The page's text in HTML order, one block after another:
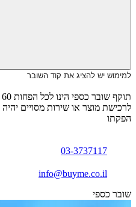
למימוש יש להציג את קוד השובר
הפקתו
03-3737117
info@buyme.co.il
שובר כספי